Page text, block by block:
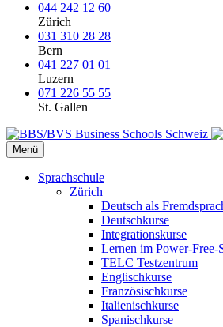
044 242 12 60
Zürich
031 310 28 28
Bern
041 227 01 01
Luzern
071 226 55 55
St. Gallen
Menü
Sprachschule
Zürich
Deutsch als
Deutschkurse
Integrationskurse
Lernen im Power-Free-
TELC Testzentrum
Englischkurse
Französischkurse
Italienischkurse
Spanischkurse